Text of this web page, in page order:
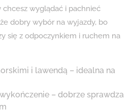
wyglądać i pachnieć
dobry wybór na wyjazdy, bo
się z odpoczynkiem i ruchem na
i lawendą – idealna na
– dobrze sprawdza